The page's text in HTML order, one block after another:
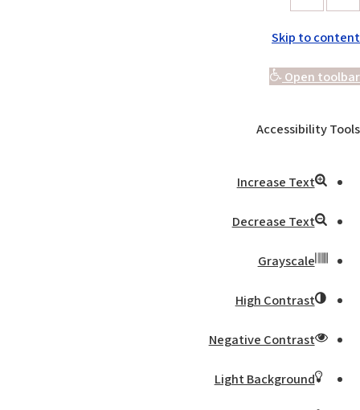
Skip to content
Open toolbar
Accessibility Tools
Increase Text
Decrease Text
Grayscale
High Contrast
Negative Contrast
Light Background